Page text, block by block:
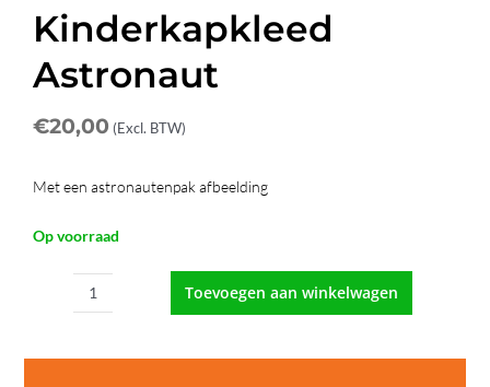
Kinderkapkleed
Astronaut
€20,00 (Excl. BTW)
Met een astronautenpak afbeelding
Op voorraad
Kinderkapkleed
Toevoegen aan winkelwagen